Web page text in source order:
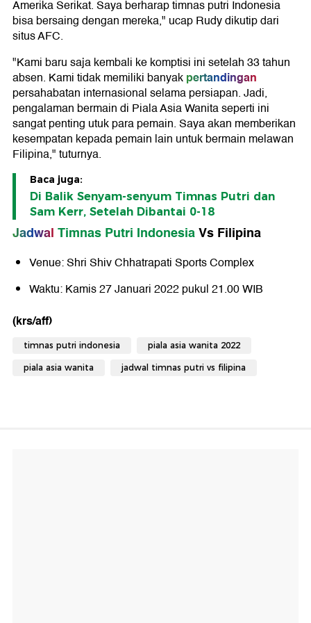
Amerika Serikat. Saya berharap timnas putri Indonesia
bisa bersaing dengan mereka," ucap Rudy dikutip dari
situs AFC.
"Kami baru saja kembali ke komptisi ini setelah 33 tahun
absen. Kami tidak memiliki banyakpertandingan
persahabatan internasional selama persiapan. Jadi,
pengalaman bermain di Piala Asia Wanita seperti ini
sangat penting utuk para pemain. Saya akan memberikan
kesempatan kepada pemain lain untuk bermain melawan
Filipina," tuturnya.
Baca juga:
Di Balik Senyam-senyum Timnas Putri dan
Sam Kerr, Setelah Dibantai 0-18
Jadwal Timnas Putri IndonesiaVs Filipina
Venue: Shri Shiv Chhatrapati Sports Complex
Waktu: Kamis 27 Januari 2022 pukul 21.00 WIB
(krs/aff)
timnas putri indonesia piala asia wanita 2022
piala asia wanita jadwal timnas putri vs filipina